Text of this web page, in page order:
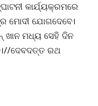
କାର୍ଯ୍ୟକ୍ରମରେ
ମୋଦୀ ଯୋଗଦେବେ।
ଖାନ ମଧ୍ୟ ସେହି ଦିନ
ଦେବଦତ୍ତ ରଥ